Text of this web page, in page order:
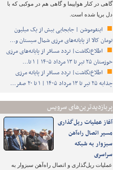
گاهی در کنار هواپیما و گاهی هم در موکبی که با
دل برپا شده است.
اینفوموشن | جابجایی بیش از یک میلیون
تومان کالا از پایانه‌های مرزی شمال سیستان و…
اطلاع‌نگاشت| تردد مسافر از پایانه‌های مرزی
خوزستان ۲۵ تیر تا ۱۳ مرداد ۱۴۰۵ | ۱ تا…
اطلاع‌نگاشت| تردد مسافر از پایانه‌ مرزی
چذابه ۲۵ تیر تا ۱۳ مرداد ۱۴۰۵ | ۱ تا ۲۰ صفر…
پربازدیدترین‌های سرویس
آغاز عملیات ریل‌گذاری
مسیر اتصال راه‌آهن
سبزوار به شبکه
سراسری
عملیات ریل‌گذاری و اتصال راه‌آهن سبزوار به